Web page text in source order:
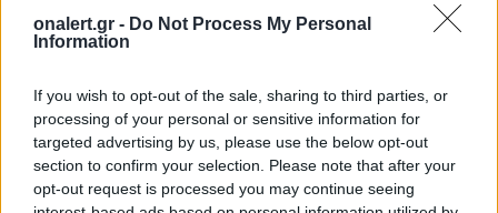
onalert.gr - Do Not Process My Personal
Information
If you wish to opt-out of the sale, sharing to third parties, or
processing of your personal or sensitive information for
targeted advertising by us, please use the below opt-out
section to confirm your selection. Please note that after your
opt-out request is processed you may continue seeing
χώρα η αμυντική
συμφωνία με Πακιστάν
8 παραβάσεις
ΔΙΑΦΗΜΙΣΗ